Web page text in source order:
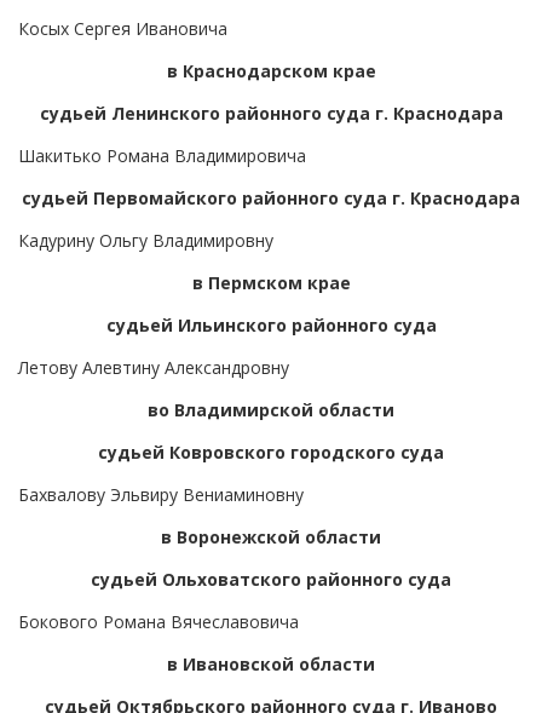
Косых Сергея Ивановича
в Краснодарском крае
судьей Ленинского районного суда г. Краснодара
Шакитько Романа Владимировича
судьей Первомайского районного суда г. Краснодара
Кадурину Ольгу Владимировну
в Пермском крае
судьей Ильинского районного суда
Летову Алевтину Александровну
во Владимирской области
судьей Ковровского городского суда
Бахвалову Эльвиру Вениаминовну
в Воронежской области
судьей Ольховатского районного суда
Бокового Романа Вячеславовича
в Ивановской области
судьей Октябрьского районного суда г. Иваново